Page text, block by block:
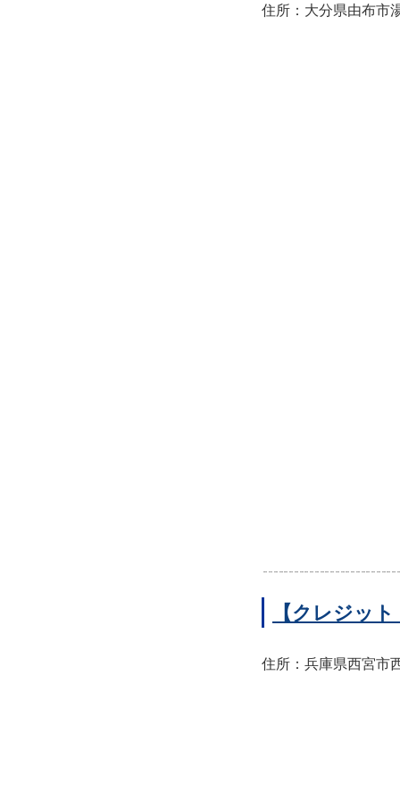
住所：大分県由布市
【クレジッ
住所：兵庫県西宮市